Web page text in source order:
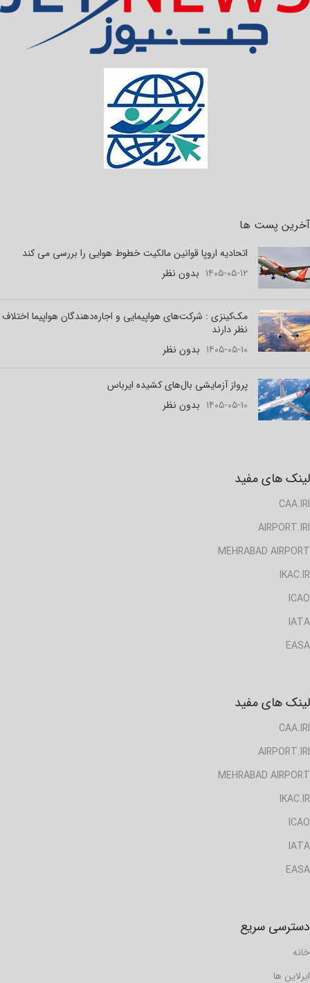
آخرین پست ها
اتحادیه اروپا قوانین مالکیت خطوط هوایی را بررسی می کند
۱۴۰۵-۰۵-۱۲ بدون نظر
مک‌کینزی : شرکت‌های هواپیمایی و اجاره‌دهندگان هواپیما اختلاف
نظر دارند
۱۴۰۵-۰۵-۱۰ بدون نظر
پرواز آزمایشی بال‌های کشیده ایرباس
۱۴۰۵-۰۵-۱۰ بدون نظر
لینک های مفید
CAA.IRI
AIRPORT.IRI
MEHRABAD AIRPORT
IKAC.IR
ICAO
IATA
EASA
لینک های مفید
CAA.IRI
AIRPORT.IRI
MEHRABAD AIRPORT
IKAC.IR
ICAO
IATA
EASA
دسترسی سریع
خانه
ایرلاین ها